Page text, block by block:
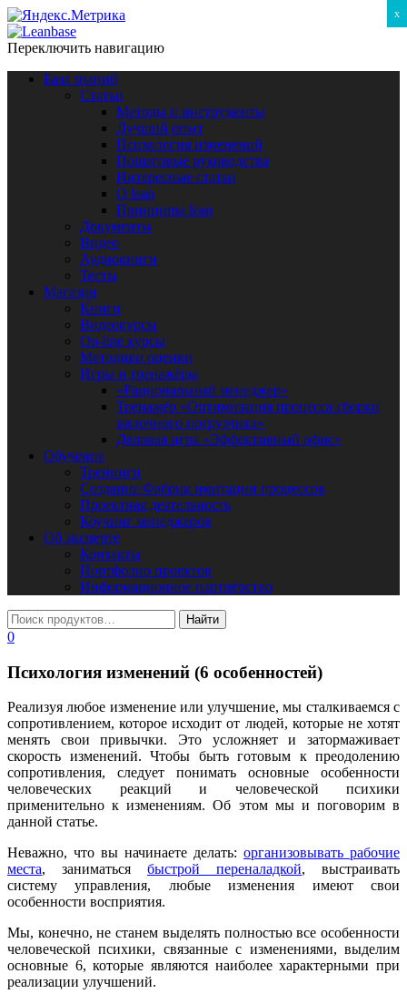
Переключить навигацию
База знаний
Статьи
Методы и инструменты
Лучший опыт
Психология изменений
Пошаговые руководства
Интересные статьи
O lean
Принципы lean
Документы
Видео
Аудиокниги
Тесты
Магазин
Книги
Видеокурсы
On-line курсы
Методики оценки
Игры и тренажёры
«Рациональный менеджер»
Тренажёр «Оптимизация процесса сборки
вилочного погрузчика»
Деловая игра «Эффективный офис»
Обучение
Тренинги
Создание Фабрик имитации процессов
Проектная деятельность
Коучинг менеджеров
Об эксперте
Контакты
Портфолио проектов
Информационное партнёрство
0
Психология изменений (6 особенностей)
Реализуя любое изменение или улучшение, мы сталкиваемся с
сопротивлением, которое исходит от людей, которые не хотят
менять свои привычки. Это усложняет и затормаживает
скорость изменений. Чтобы быть готовым к преодолению
сопротивления, следует понимать основные особенности
человеческих реакций и человеческой психики
применительно к изменениям. Об этом мы и поговорим в
данной статье.
Неважно, что вы начинаете делать: организовывать рабочие
места, заниматься быстрой переналадкой, выстраивать
систему управления, любые изменения имеют свои
особенности восприятия.
Мы, конечно, не станем выделять полностью все особенности
человеческой психики, связанные с изменениями, выделим
основные 6, которые являются наиболее характерными при
реализации улучшений.
x